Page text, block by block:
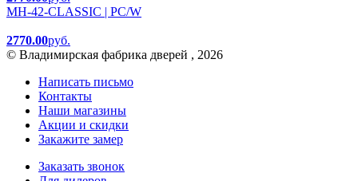
MH-42-CLASSIC | PC/W
2770.00руб.
© Владимирская фабрика дверей , 2026
Написать письмо
Контакты
Наши магазины
Акции и скидки
Закажите замер
Заказать звонок